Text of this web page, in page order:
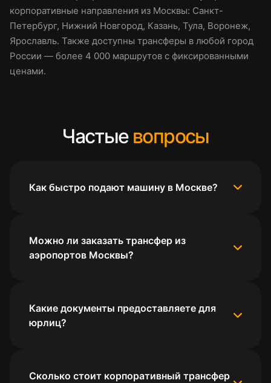
корпоративные направления из Москвы: Санкт-
Петербург, Нижний Новгород, Казань, Тула, Воронеж,
Ярославль. Также доступны трансферы в любой город
России — более 4 000 маршрутов с фиксированными
ценами.
Частые вопросы
Как быстро подают машину в Москве?
Можно ли заказать трансфер из
аэропортов Москвы?
Какие документы предоставляете для
юрлиц?
Сколько стоит корпоративный трансфер